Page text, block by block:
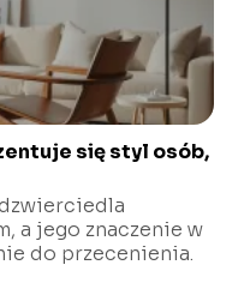
się styl osób,
a jego znaczenie w
do przecenienia.